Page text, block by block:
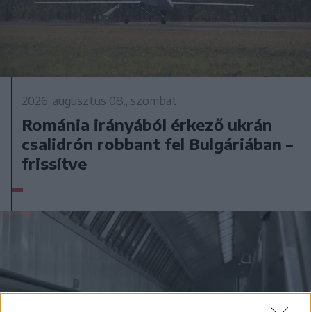
2026. augusztus 08., szombat
Románia irányából érkező ukrán
csalidrón robbant fel Bulgáriában –
frissítve